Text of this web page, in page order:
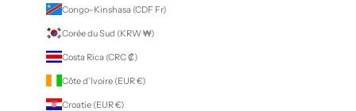
Congo-Kinshasa (CDF Fr)
Corée du Sud (KRW ₩)
Costa Rica (CRC ₡)
Côte d’Ivoire (EUR €)
Croatie (EUR €)